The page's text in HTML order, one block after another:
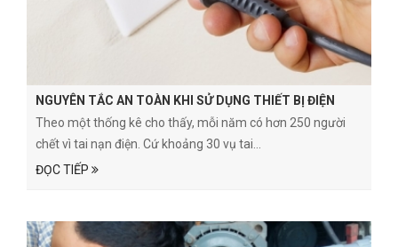
NGUYÊN TẮC AN TOÀN KHI SỬ DỤNG THIẾT BỊ ĐIỆN
Theo một thống kê cho thấy, mỗi năm có hơn 250 người
chết vì tai nạn điện. Cứ khoảng 30 vụ tai...
ĐỌC TIẾP